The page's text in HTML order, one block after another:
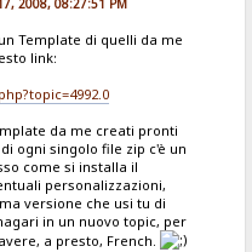
2008, 08:27:51 PM
Template di quelli da me
link:
da me creati pronti
ogni singolo file zip c'è un
come si installa il
personalizzazioni,
versione che usi tu di
in un nuovo topic, per
a presto, French.